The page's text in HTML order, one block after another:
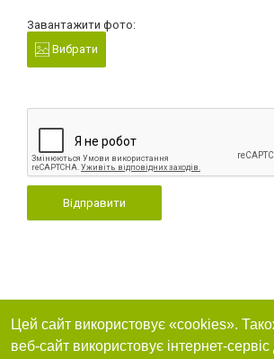
Завантажити фото:
Вибрати
Відправити
Цей сайт використовує «cookies».
веб-сайт використовує інтернет-сервіс